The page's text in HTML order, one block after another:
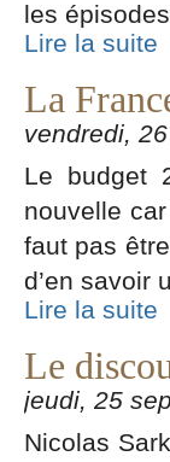
les
Lire la suite
La
vendredi,
Le budget
nouvelle
faut pas
d’en savoir
Lire la suite
Le
jeudi, 25
Nicolas